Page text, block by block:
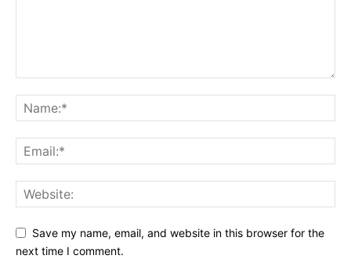
Save my name, email, and website in this browser for the
next time I comment.